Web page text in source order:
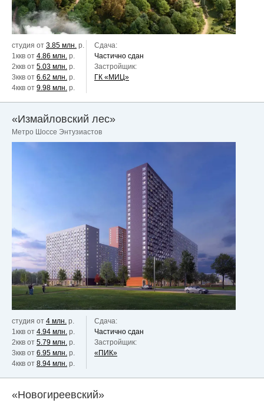
студия от 3.85 млн. р.
1ккв от 4.86 млн. р.
2ккв от 5.03 млн. р.
3ккв от 6.62 млн. р.
4ккв от 9.98 млн. р.
Сдача:
Частично сдан
Застройщик:
ГК «МИЦ»
«Измайловский лес»
Метро Шоссе Энтузиастов
студия от 4 млн. р.
1ккв от 4.94 млн. р.
2ккв от 5.79 млн. р.
3ккв от 6.95 млн. р.
4ккв от 8.94 млн. р.
Сдача:
Частично сдан
Застройщик:
«ПИК»
«Новогиреевский»